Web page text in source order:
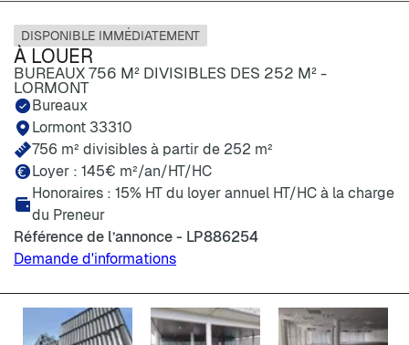
DISPONIBLE IMMÉDIATEMENT
À LOUER
BUREAUX 756 M² DIVISIBLES DES 252 M² -
LORMONT
Bureaux
Lormont 33310
756 m² divisibles à partir de 252 m²
Loyer : 145€ m²/an/HT/HC
Honoraires : 15% HT du loyer annuel HT/HC à la charge
du Preneur
Référence de l’annonce - LP886254
Demande d'informations